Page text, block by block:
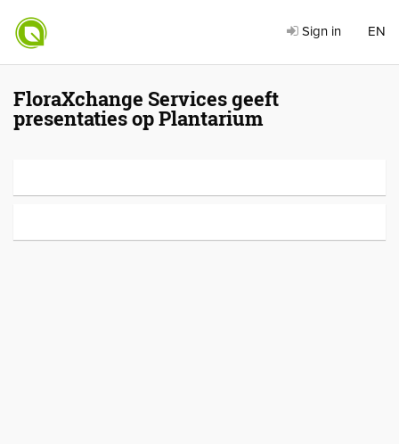
Sign in EN
FloraXchange Services geeft
presentaties op Plantarium